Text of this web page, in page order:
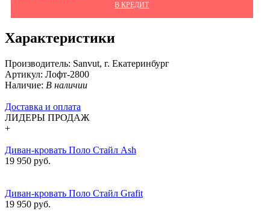
В КРЕДИТ
Характеристики
Производитель: Sanvut, г. Екатеринбург
Артикул: Лофт-2800
Наличие: В наличии
Доставка и оплата
ЛИДЕРЫ ПРОДАЖ
+
Диван-кровать Поло Стайл Ash
19 950 руб.
Диван-кровать Поло Стайл Grafit
19 950 руб.